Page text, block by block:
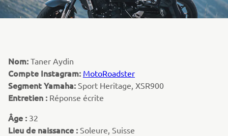
Nom: Taner Aydin
Compte Instagram: MotoRoadster
Segment Yamaha: Sport Heritage, XSR900
Entretien : Réponse écrite
Âge : 32
Lieu de naissance : Soleure, Suisse